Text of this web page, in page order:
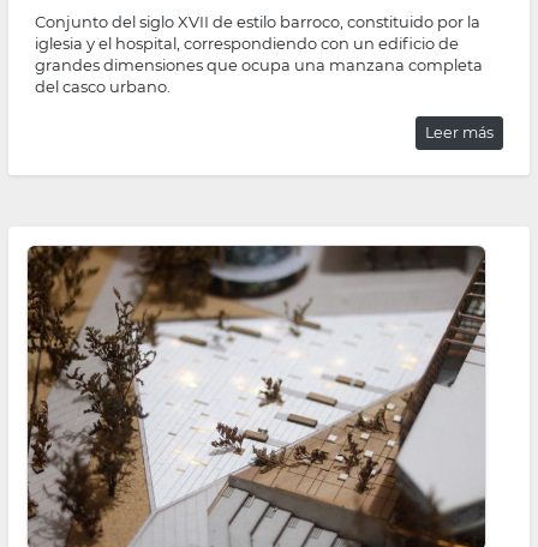
Conjunto del siglo XVII de estilo barroco, constituido por la
iglesia y el hospital, correspondiendo con un edificio de
grandes dimensiones que ocupa una manzana completa
del casco urbano.
Leer más